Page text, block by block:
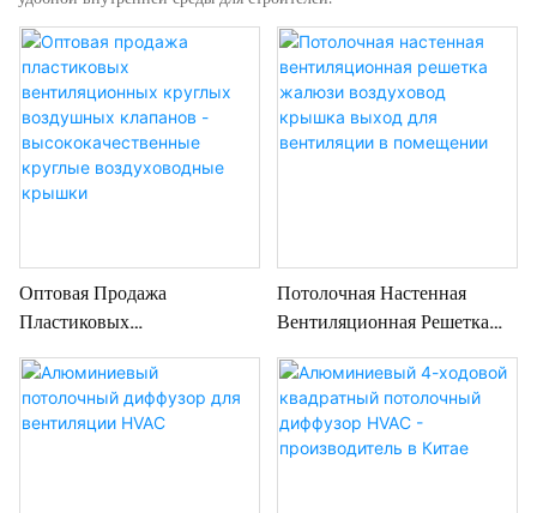
Оптовая Продажа
Пластиковых
Вентиляционных Круглых
Воздушных Клапанов -
Высококачественные
Круглые Воздуховодные
Потолочная Настенная
Вентиляционная Решетка
Жалюзи Воздуховод Крышка
Выход Для Вентиляции В
Помещении